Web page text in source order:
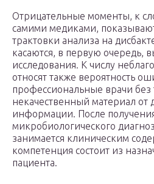
Отрицательные моменты, к
самими медиками,
трактовки анализа на
касаются, в первую очередь,
исследования. К числу
относят также вероятность
профессиональные врачи без
некачественный материал от
информации. После
микробиологического
занимается клиническим
компетенция состоит из
пациента.